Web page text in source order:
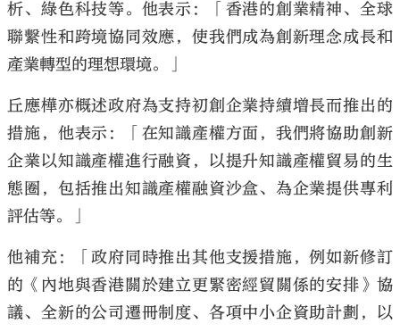
析、綠色科技等。他表示：「香港的創業精神、全球
聯繫性和跨境協同效應，使我們成為創新理念成長和
產業轉型的理想環境。」
丘應樺亦概述政府為支持初創企業持續增長而推出的
措施，他表示：「在知識產權方面，我們將協助創新
企業以知識產權進行融資，以提升知識產權貿易的生
態圈，包括推出知識產權融資沙盒、為企業提供專利
評估等。」
他補充：「政府同時推出其他支援措施，例如新修訂
的《內地與香港關於建立更緊密經貿關係的安排》協
議、全新的公司遷冊制度、各項中小企資助計劃，以